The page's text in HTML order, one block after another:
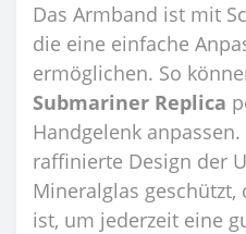
Das Armband ist mit
die eine einfache
ermöglichen. So
Submariner Replica
Handgelenk
raffinierte Design der
Mineralglas
ist, um jederzeit eine